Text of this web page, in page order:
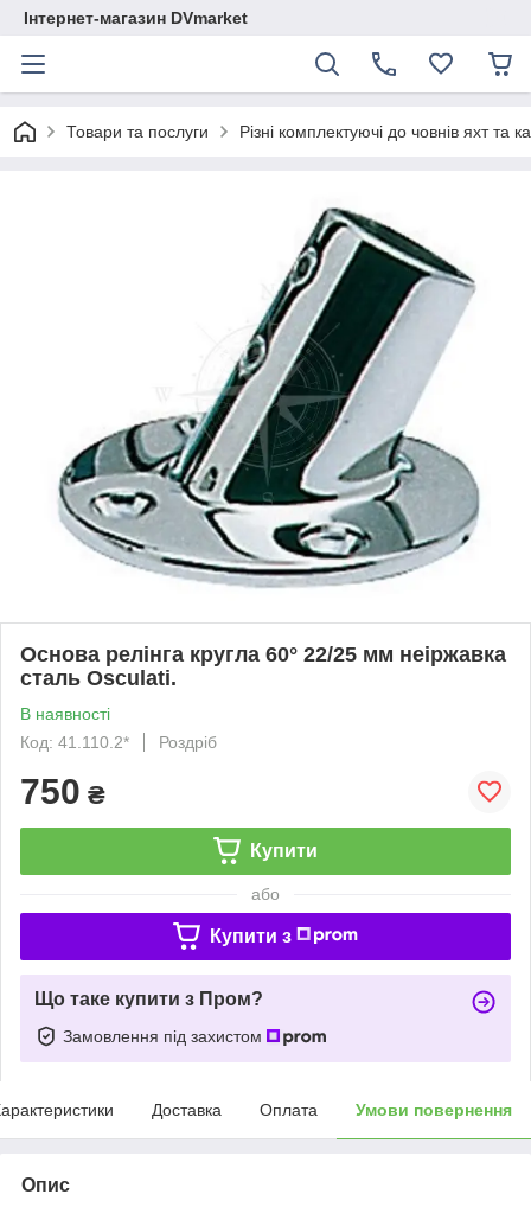
Інтернет-магазин DVmarket
Товари та послуги Різні комплектуючі до човнів яхт та
Основа релінга кругла 60° 22/25 мм неіржавка
сталь Osculati.
В наявності
Код: 41.110.2*
Роздріб
750 ₴
Купити
або
Купити з
Що таке купити з Пром?
Замовлення під захистом
Доставка Оплата Умови повернення
Опис